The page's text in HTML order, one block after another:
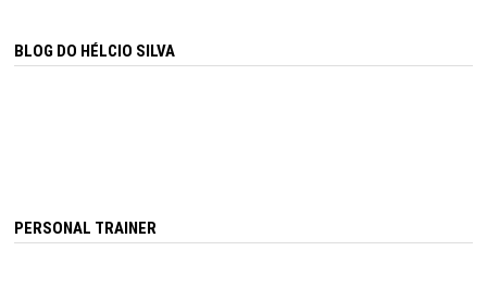
BLOG DO HÉLCIO SILVA
PERSONAL TRAINER